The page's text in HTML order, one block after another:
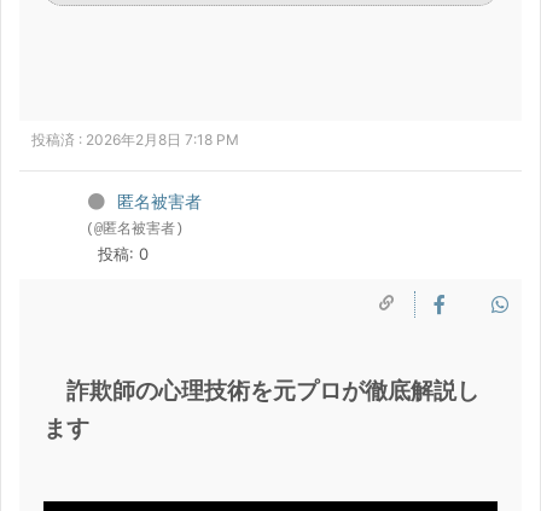
投稿済 : 2026年2月8日 7:18 PM
匿名被害者
(@匿名被害者)
投稿: 0
詐欺師の心理技術を元プロが徹底解説し
ます